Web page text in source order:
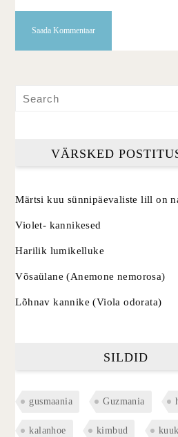
VÄRSKED
Märtsi kuu sünnipäevaliste lill on
Violet- kannikesed
Harilik lumikelluke
Võsaülane (Anemone nemorosa)
Lõhnav kannike (Viola odorata)
SILDID
gusmaania Guzmania
kalanhoe kimbud